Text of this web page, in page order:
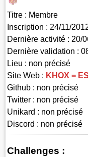
Titre : Membre
Inscription : 24/11/
Dernière activité : 20/
Dernière validation :
Lieu : non précisé
Site Web : KHOX =
Github : non précisé
Twitter : non précisé
Unikard : non précisé
Discord : non précisé
Challenges :